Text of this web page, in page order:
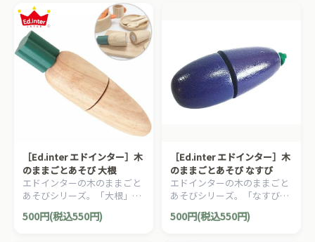
［Ed.inter エドインター］木
のままごとあそび 大根
エドインターの木のままごと
あそびシリーズ。「大根」で
500円(税込550円)
［Ed.inter エドインター］木
のままごとあそび なすび
エドインターの木のままごと
あそびシリーズ。「なすび」
500円(税込550円)